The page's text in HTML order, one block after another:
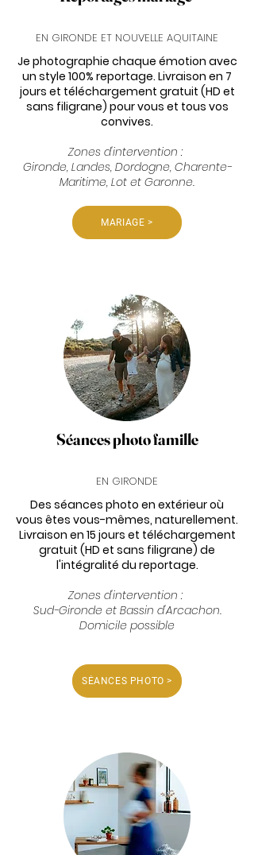
EN GIRONDE ET NOUVELLE AQUITAINE
Je photographie chaque émotion avec
un style 100% reportage. Livraison en 7
jours et téléchargement gratuit (HD et
sans filigrane) pour vous et tous vos
convives.
Zones d'intervention :
Gironde, Landes, Dordogne, Charente-
Maritime, Lot et Garonne.
MARIAGE >
Séances photo famille
EN GIRONDE
Des séances photo en extérieur où
vous êtes vous-mêmes, naturellement.
Livraison en 15 jours et téléchargement
gratuit (HD et sans filigrane) de
l'intégralité du reportage.
Zones d'intervention :
Sud-Gironde et Bassin d'Arcachon.
Domicile possible
SÉANCES PHOTO >